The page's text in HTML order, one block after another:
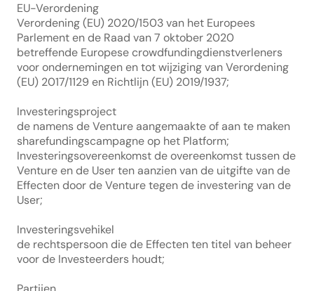
EU-Verordening
Verordening (EU) 2020/1503 van het Europees
Parlement en de Raad van 7 oktober 2020
betreffende Europese crowdfundingdienstverleners
voor ondernemingen en tot wijziging van Verordening
(EU) 2017/1129 en Richtlijn (EU) 2019/1937;
Investeringsproject
de namens de Venture aangemaakte of aan te maken
sharefundingscampagne op het Platform;
Investeringsovereenkomst de overeenkomst tussen de
Venture en de User ten aanzien van de uitgifte van de
Effecten door de Venture tegen de investering van de
User;
Investeringsvehikel
de rechtspersoon die de Effecten ten titel van beheer
voor de Investeerders houdt;